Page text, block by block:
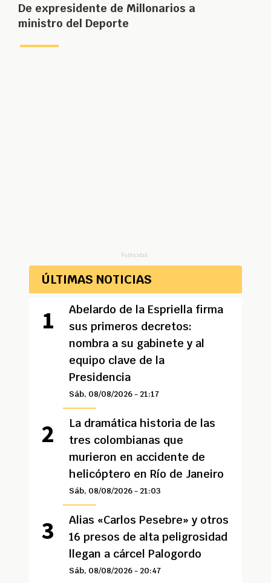
De expresidente de Millonarios a
ministro del Deporte
Publicidad
ÚLTIMAS NOTICIAS
Abelardo de la Espriella firma
sus primeros decretos:
nombra a su gabinete y al
equipo clave de la
Presidencia
Sáb, 08/08/2026 - 21:17
La dramática historia de las
tres colombianas que
murieron en accidente de
helicóptero en Río de Janeiro
Sáb, 08/08/2026 - 21:03
Alias «Carlos Pesebre» y otros
16 presos de alta peligrosidad
llegan a cárcel Palogordo
Sáb, 08/08/2026 - 20:47